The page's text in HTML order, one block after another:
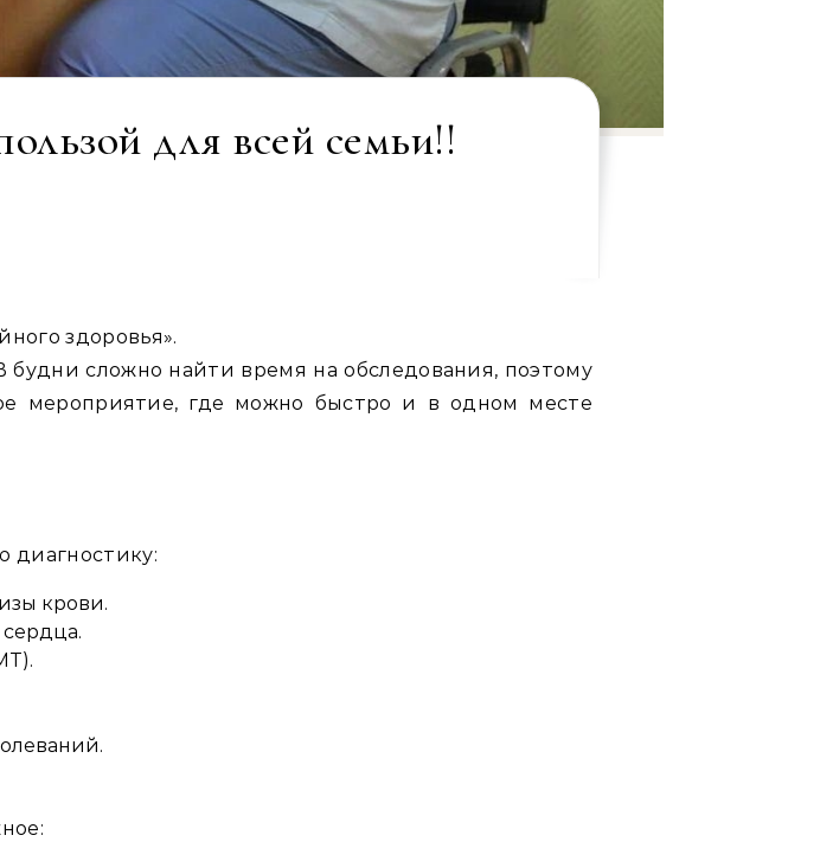
для всей семьи!!
здоровья».
сложно найти время на обследования, поэтому
мероприятие, где можно быстро и в одном месте
диагностику:
крови.